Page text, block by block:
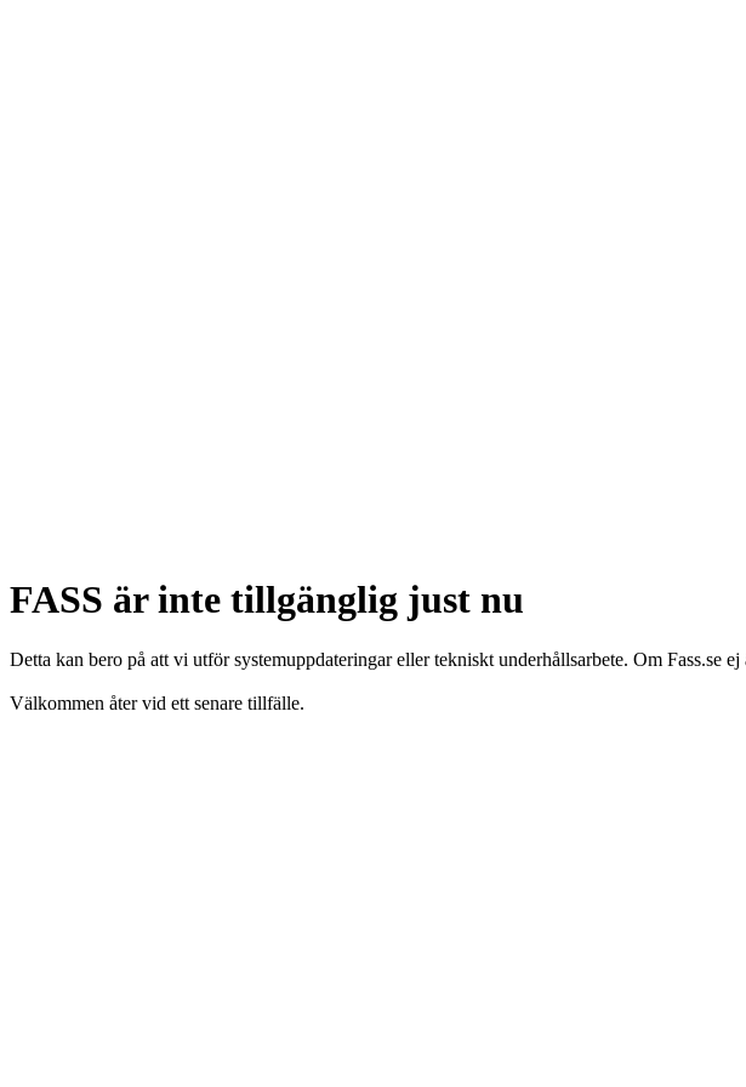
FASS är inte tillgänglig just nu
Detta kan bero på att vi utför systemuppdateringar eller tekniskt underhållsarbete. Om Fass.se
Välkommen åter vid ett senare tillfälle.